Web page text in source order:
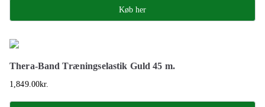
Køb her
Thera-Band Træningselastik Guld 45 m.
1,849.00kr.